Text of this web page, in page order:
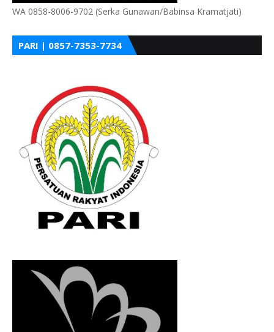
WA 0858-8006-9702 (Serka Gunawan/Babinsa Kramatjati)
PARI | 0857-7353-7734